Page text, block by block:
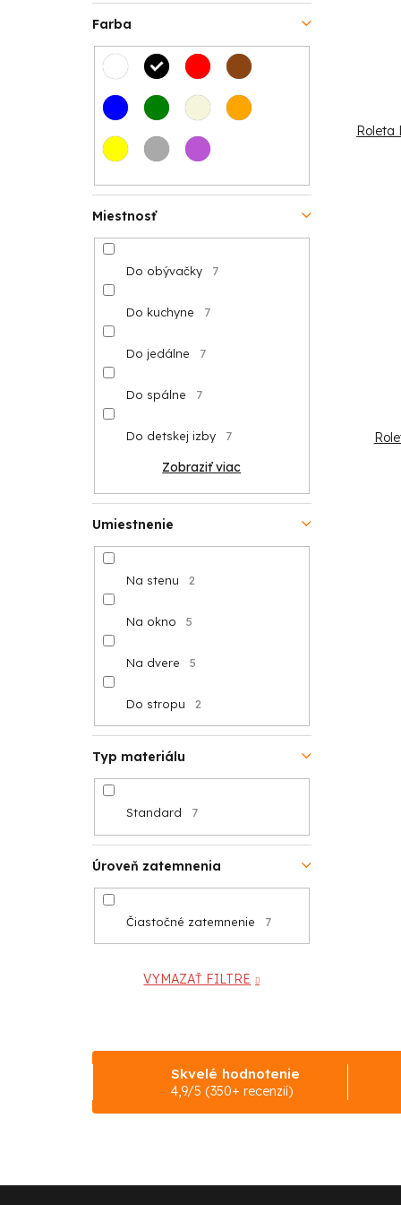
Farba
Miestnosť
Do obývačky 7
Do kuchyne 7
Do jedálne 7
Do spálne 7
Do detskej izby 7
Zobraziť viac
Umiestnenie
Na stenu 2
Na okno 5
Na dvere 5
Do stropu 2
Typ materiálu
Standard 7
Úroveň zatemnenia
Čiastočné zatemnenie 7
VYMAZAŤ FILTRE
Roleta
Skvelé hodnotenie
4,9/5 (350+ recenzií)